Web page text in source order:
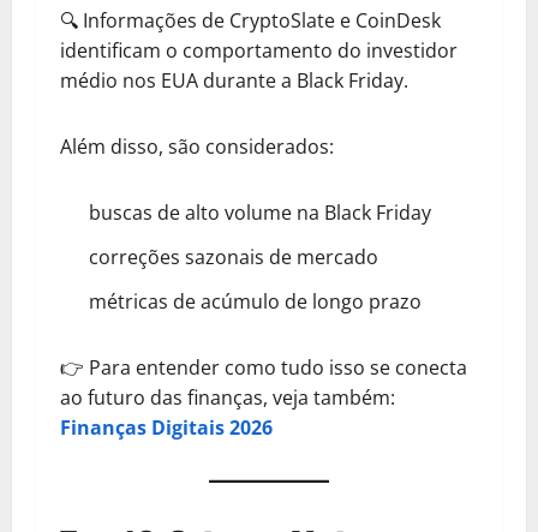
🔍 Informações de CryptoSlate e CoinDesk
identificam o comportamento do investidor
médio nos EUA durante a Black Friday.
Além disso, são considerados:
buscas de alto volume na Black Friday
correções sazonais de mercado
métricas de acúmulo de longo prazo
👉 Para entender como tudo isso se conecta
ao futuro das finanças, veja também:
Finanças Digitais 2026